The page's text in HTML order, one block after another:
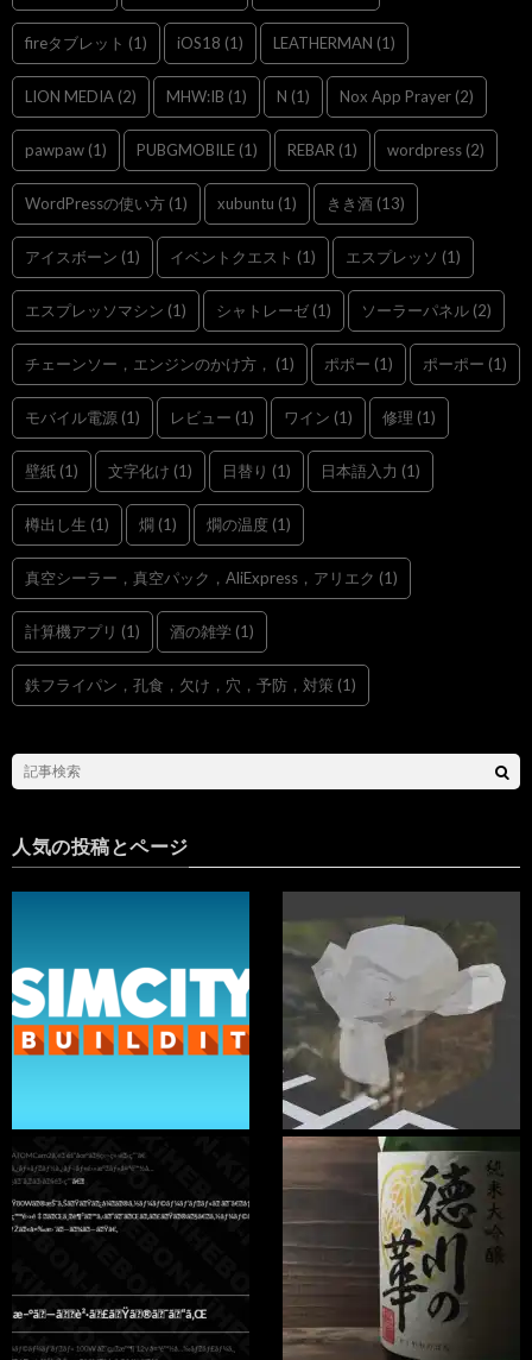
fireタブレット (1) iOS18 (1) LEATHERMAN (1)
LION MEDIA (2) MHW:IB (1) N (1) Nox App Prayer (2)
pawpaw (1) PUBGMOBILE (1) REBAR (1) wordpress (2)
WordPressの使い方 (1) xubuntu (1) きき酒 (13)
アイスボーン (1) イベントクエスト (1) エスプレッソ (1)
エスプレッソマシン (1) シャトレーゼ (1) ソーラーパネル (2)
チェーンソー，エンジンのかけ方， (1) ポポー (1) ポーポー (1)
モバイル電源 (1) レビュー (1) ワイン (1) 修理 (1)
壁紙 (1) 文字化け (1) 日替り (1) 日本語入力 (1)
樽出し生 (1) 燗 (1) 燗の温度 (1)
真空シーラー，真空パック，AliExpress，アリエク (1)
計算機アプリ (1) 酒の雑学 (1)
鉄フライパン，孔食，欠け，穴，予防，対策 (1)
人気の投稿とページ